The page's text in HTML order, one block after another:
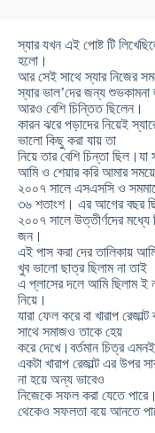
স্যার যখন এই পোষ্ট টি
হলো।
আর সেই সাথে স্যার নিজের
স্যার ভাল’দের জন্য শুভকামনা
আরও বেশি চিন্তিত ছিলেন।
কারন ঝরে পড়াদের নিয়েই
ভালো কিছু করা যায় তা
নিয়ে তার বেশি চিন্তা ছিল।যা
আমি ও শেয়ার করি আমার
২০০৭ সালে এসএসসি ও
৩৬ শতাংশ। এর আগের বছর
২০০৭ সালে উত্তীর্ণদের
জন।
এই পাস করা দের তালিকায়
খুব ভালো ছাত্র ছিলাম না তাই
এ প্লাসের দলে আমি ছিলাম ই
নিয়ে।
যারা ফেল করে বা খারাপ
সাথে সমাজও তাকে হেয়
করে দেখে।বর্তমান চিত্র এমনই
একটা খারাপ রেজাল্ট এর উপর
না হয়ে অন্য ভাবেও
নিজেকে সফল করা যেতে
থেকেও সফলতা বয়ে আনতে